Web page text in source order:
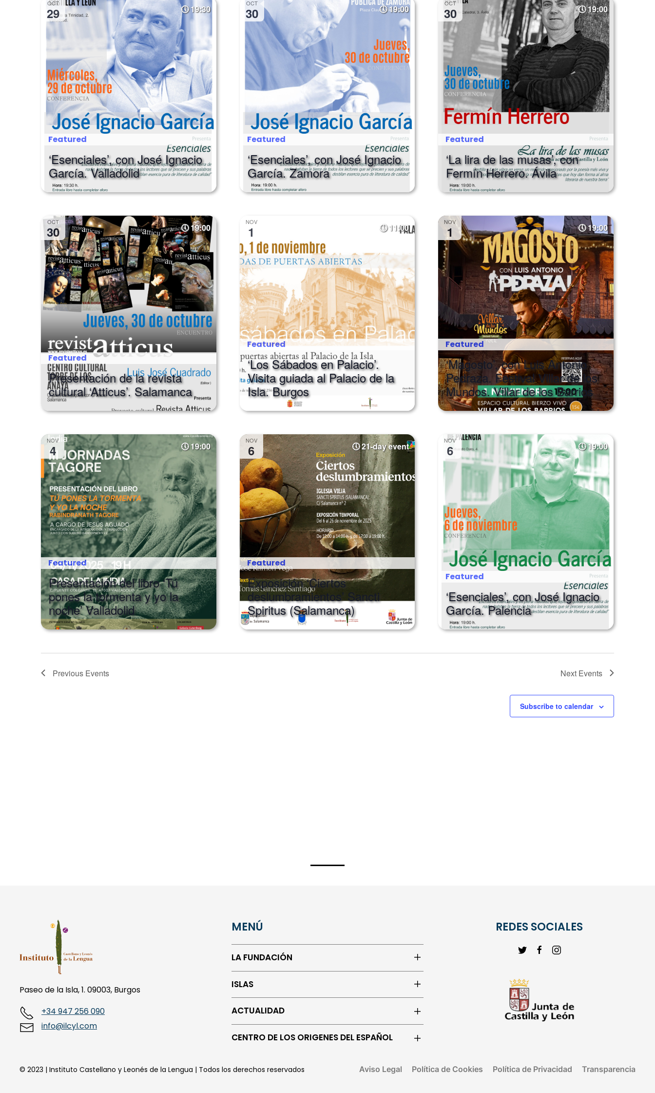
OCT
29 19:30
Featured
‘Esenciales’, con José Ignacio
García. Valladolid
OCT
30 19:00
Featured
‘Esenciales’, con José Ignacio
García. Zamora
OCT
30 19:00
Featured
‘La lira de las musas’, con
Fermín Herrero. Ávila
OCT
30 19:00
Featured
Presentación de la revista
cultural ‘Atticus’. Salamanca
NOV
1 11:00
Featured
‘Los Sábados en Palacio’.
Visita guiada al Palacio de la
Isla. Burgos
NOV
1 19:00
Featured
‘Magosto’, con Luis Antonio
Pedraza. Festival Villar de los
Mundos. Villar de los Barrios
NOV
4 19:00
Featured
Presentación del libro ‘Tú
pones la tormenta y yo la
noche’ Valladolid
NOV
6 21-day event
Featured
Exposición ‘Ciertos
deslumbramientos’ Sancti
Spiritus (Salamanca)
NOV
6 19:00
Featured
‘Esenciales’, con José Ignacio
García. Palencia
Previous Events Next Events
Subscribe to calendar
Paseo de la Isla, 1. 09003, Burgos
+34 947 256 090
info@ilcyl.com
MENÚ
LA FUNDACIÓN
ISLAS
ACTUALIDAD
CENTRO DE LOS ORIGENES DEL ESPAÑOL
REDES SOCIALES
© 2023 | Instituto Castellano y Leonés de la Lengua | Todos los derechos reservados Aviso Legal Política de Cookies Política de Privacidad Transparencia